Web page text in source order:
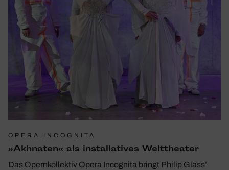
OPERA INCOGNITA
»Akhn­aten« als instal­la­tives Welt­theater
Das Opernkollektiv Opera Incognita bringt Philip Glass’